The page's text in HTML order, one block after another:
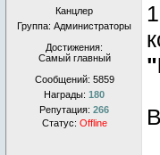
Канцлер
Группа: Администраторы
Достижения:
Самый главный
Сообщений: 5859
Награды: 180
Репутация: 266
Статус: Offline